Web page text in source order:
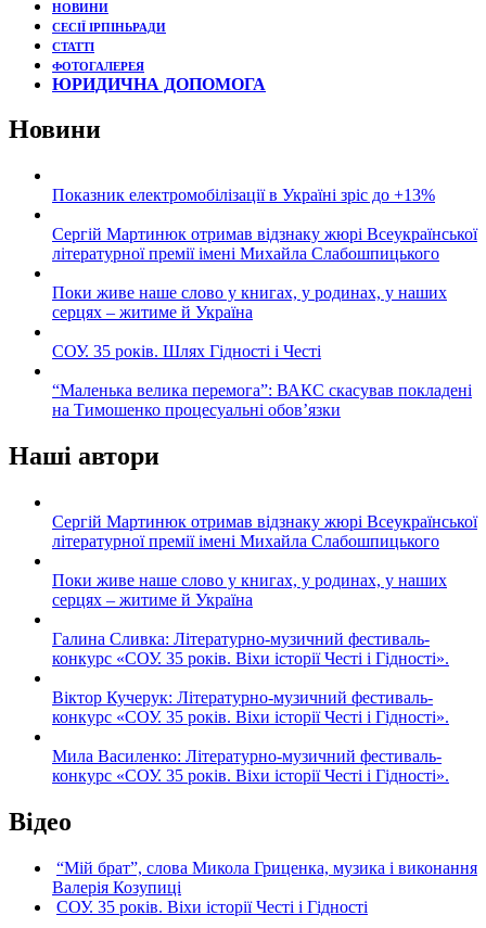
НОВИНИ
СЕСІЇ ІРПІНЬРАДИ
СТАТТІ
ФОТОГАЛЕРЕЯ
ЮРИДИЧНА ДОПОМОГА
Новини
Показник електромобілізації в Україні зріс до +13%
Сергій Мартинюк отримав відзнаку жюрі Всеукраїнської
літературної премії імені Михайла Слабошпицького
Поки живе наше слово у книгах, у родинах, у наших
серцях – житиме й Україна
СОУ. 35 років. Шлях Гідності і Честі
“Маленька велика перемога”: ВАКС скасував покладені
на Тимошенко процесуальні обов’язки
Наші автори
Сергій Мартинюк отримав відзнаку жюрі Всеукраїнської
літературної премії імені Михайла Слабошпицького
Поки живе наше слово у книгах, у родинах, у наших
серцях – житиме й Україна
Галина Сливка: Літературно-музичний фестиваль-
конкурс «СОУ. 35 років. Віхи історії Честі і Гідності».
Віктор Кучерук: Літературно-музичний фестиваль-
конкурс «СОУ. 35 років. Віхи історії Честі і Гідності».
Мила Василенко: Літературно-музичний фестиваль-
конкурс «СОУ. 35 років. Віхи історії Честі і Гідності».
Відео
“Мій брат”, слова Микола Гриценка, музика і виконання
Валерія Козупиці
СОУ. 35 років. Віхи історії Честі і Гідності